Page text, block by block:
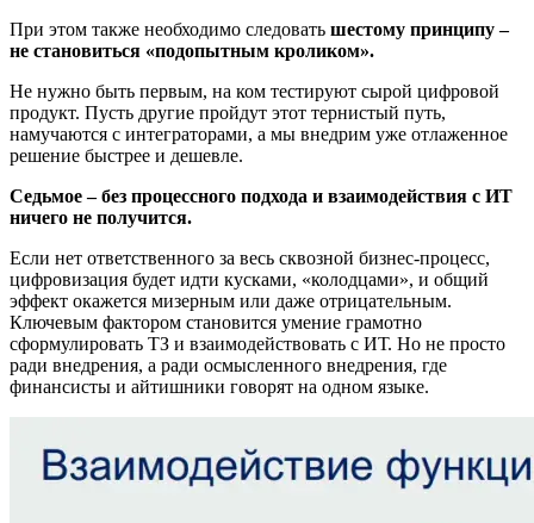
При этом также необходимо следовать шестому принципу –
не становиться «подопытным кроликом».
Не нужно быть первым, на ком тестируют сырой цифровой
продукт. Пусть другие пройдут этот тернистый путь,
намучаются с интеграторами, а мы внедрим уже отлаженное
решение быстрее и дешевле.
Седьмое – без процессного подхода и взаимодействия с ИТ
ничего не получится.
Если нет ответственного за весь сквозной бизнес-процесс,
цифровизация будет идти кусками, «колодцами», и общий
эффект окажется мизерным или даже отрицательным.
Ключевым фактором становится умение грамотно
сформулировать ТЗ и взаимодействовать с ИТ. Но не просто
ради внедрения, а ради осмысленного внедрения, где
финансисты и айтишники говорят на одном языке.